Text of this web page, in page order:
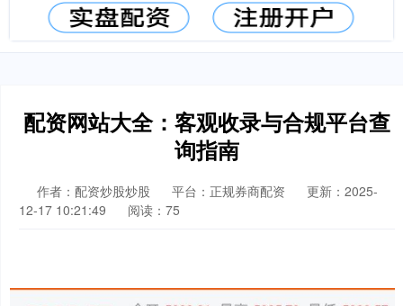
配资网站大全：客观收录与合规平台查
询指南
作者：配资炒股炒股 平台：正规券商配资
更新：2025-
12-17 10:21:49
阅读：75